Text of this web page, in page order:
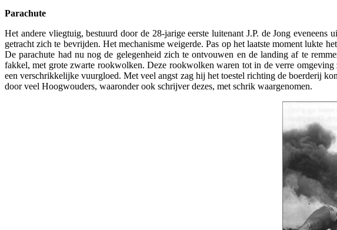
Parachute
Het andere vliegtuig, bestuurd door de 28-jarige eerste luitenant J.P. de Jong
getracht zich te bevrijden. Het mechanisme weigerde. Pas op het laatste moment lukte
De parachute had nu nog de gelegenheid zich te ontvouwen en de landing af te
fakkel, met grote zwarte rookwolken. Deze rookwolken waren tot in de verre
een verschrikkelijke vuurgloed. Met veel angst zag hij het toestel richting de boerderij
door veel Hoogwouders, waaronder ook schrijver dezes, met schrik waargenomen.